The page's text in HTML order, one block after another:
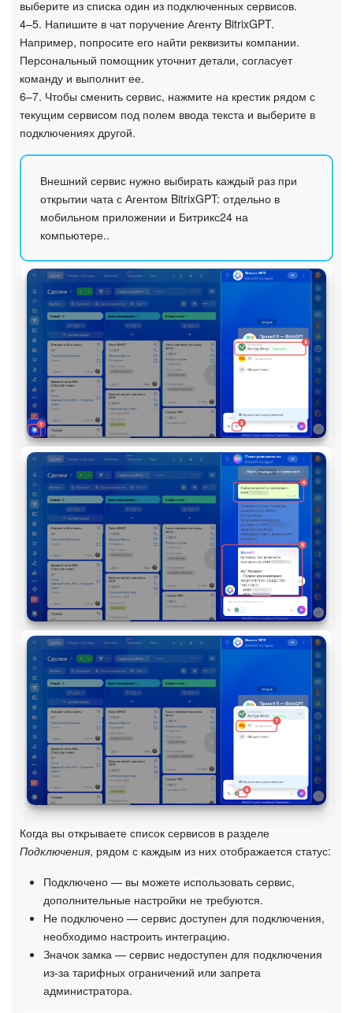
выберите из списка один из подключенных сервисов.
4–5. Напишите в чат поручение Агенту BitrixGPT.
Например, попросите его найти реквизиты компании.
Персональный помощник уточнит детали, согласует
команду и выполнит ее.
6–7. Чтобы сменить сервис, нажмите на крестик рядом с
текущим сервисом под полем ввода текста и выберите в
подключениях другой.
Внешний сервис нужно выбирать каждый раз при
открытии чата с Агентом BitrixGPT: отдельно в
мобильном приложении и Битрикс24 на
компьютере..
Когда вы открываете список сервисов в разделе
Подключения, рядом с каждым из них отображается статус:
Подключено — вы можете использовать сервис,
дополнительные настройки не требуются.
Не подключено — сервис доступен для подключения,
необходимо настроить интеграцию.
Значок замка — сервис недоступен для подключения
из-за тарифных ограничений или запрета
администратора.